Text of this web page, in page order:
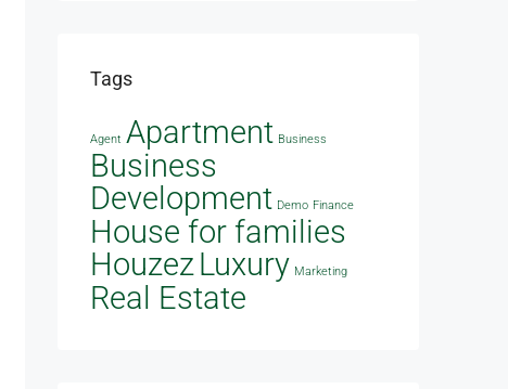
Tags
Agent Apartment Business
Business
Development Demo Finance
House for families
HouzezLuxury Marketing
Real Estate